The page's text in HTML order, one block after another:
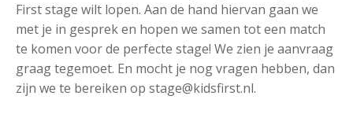
First stage wilt lopen. Aan de hand hiervan gaan we
met je in gesprek en hopen we samen tot een match
te komen voor de perfecte stage! We zien je aanvraag
graag tegemoet. En mocht je nog vragen hebben, dan
zijn we te bereiken op stage@kidsfirst.nl.